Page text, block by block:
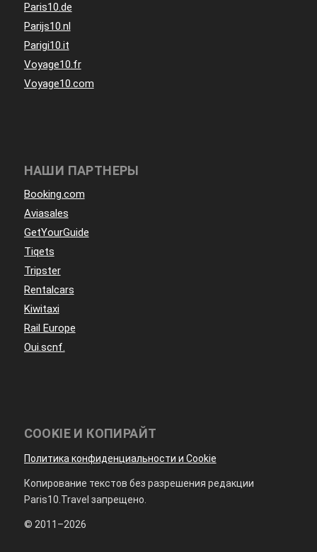
Paris10.de
Parijs10.nl
Parigi10.it
Voyage10.fr
Voyage10.com
НАШИ ПАРТНЕРЫ
Booking.com
Aviasales
GetYourGuide
Tiqets
Tripster
Rentalcars
Kiwitaxi
Rail Europe
Oui.scnf.
COOKIE И КОПИРАЙТ
Политика конфиденциальности и Cookie
Копирование текстов без разрешения редакции
Paris10.Travel запрещено.
© 2011–2026